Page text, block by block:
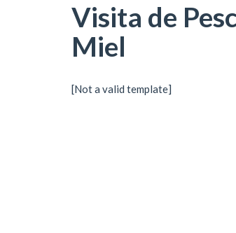
Visita de
Miel
[Not a valid template]